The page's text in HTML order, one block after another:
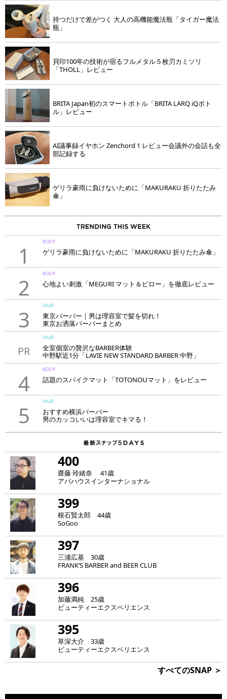
持つだけで差がつく 大人の高機能魔法瓶「タイガー魔法
瓶」
貝印100年の技術が宿るフルメタル５枚刃カミソリ
「THOLL」レビュー
BRITA Japan初のスマートボトル「BRITA LARQ iQボト
ル」レビュー
AI議事録イヤホン Zenchord 1 レビュー会議外の会話も全
部記録する
ゲリラ豪雨に負けないために「MAKURAKU 折りたたみ
傘」
1
BODY
ゲリラ豪雨に負けないために「MAKURAKU 折りたたみ傘」
2
BODY
心地よい刺激「MEGURI マット＆ピロー」を徹底レビュー
3
HAIR
東京バーバー｜男は理容室で髪を切れ！
東京お洒落バーバーまとめ
PR
HAIR
全室個室の贅沢なBARBER体験
中野駅近1分「LAVIE NEW STANDARD BARBER 中野」
4
BODY
話題のスパイクマット「TOTONOUマット」をレビュー
5
HAIR
おすすめ横浜バーバー
男のカッコいいは理容室でキマる！
400
齋藤 玲緒奈 41歳
アバハウスインターナショナル
399
根石賢太郎 44歳
SoGoo
397
三浦広基 30歳
FRANK‘S BARBER and BEER CLUB
396
加藤満純 25歳
ビューティーエクスペリエンス
395
草深大介 33歳
ビューティーエクスペリエンス
すべてのSNAP ＞